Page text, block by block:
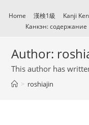
Home 漢検1級 Kanji
Канкэн: содержание
Author:
This author has
> roshiajin